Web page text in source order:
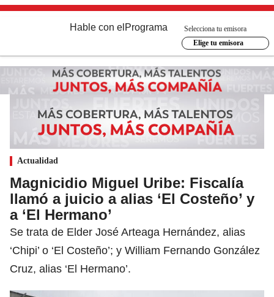
Hable con el Programa
Selecciona tu emisora
Elige tu emisora
Actualidad
Magnicidio Miguel Uribe: Fiscalía
llamó a juicio a alias ‘El Costeño’ y
a ‘El Hermano’
Se trata de Elder José Arteaga Hernández, alias
‘Chipi’ o ‘El Costeño’; y William Fernando González
Cruz, alias ‘El Hermano’.